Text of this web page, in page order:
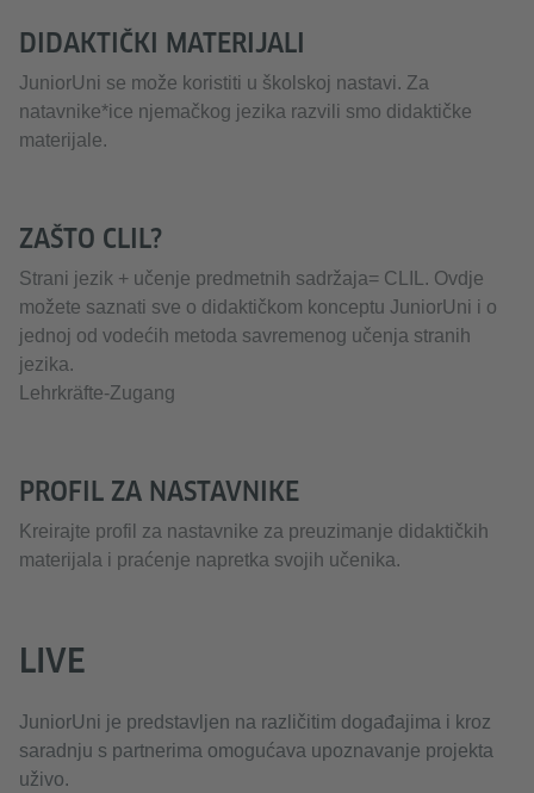
DIDAKTIČKI MATERIJALI
JuniorUni se može koristiti u školskoj nastavi. Za
natavnike*ice njemačkog jezika razvili smo didaktičke
materijale.
ZAŠTO CLIL?
Strani jezik + učenje predmetnih sadržaja= CLIL. Ovdje
možete saznati sve o didaktičkom konceptu JuniorUni i o
jednoj od vodećih metoda savremenog učenja stranih
jezika.
Lehrkräfte-Zugang
PROFIL ZA NASTAVNIKE
Kreirajte profil za nastavnike za preuzimanje didaktičkih
materijala i praćenje napretka svojih učenika.
LIVE
JuniorUni je predstavljen na različitim događajima i kroz
saradnju s partnerima omogućava upoznavanje projekta
uživo.